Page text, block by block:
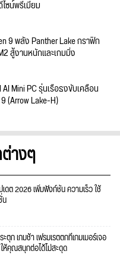
ซน์พรีเมียม
9 พลัง Panther Lake กราฟิก
สู้งานหนักและเกมมิ่ง
Mini PC รุ่นเรือธงขับเคลื่อน
(Arrow Lake-H)
างๆ
ดต 2026 เพิ่มฟังก์ชั่น ความเร็ว ใช้
ก เกมช้า เฟรมเรตตกที่เกมเมอร์เจอ
คุณสนุกต่อได้ไม่สะดุด